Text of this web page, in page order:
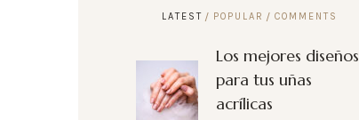
LATEST POPULAR COMMENTS
Los mejores diseños
para tus uñas
acrílicas